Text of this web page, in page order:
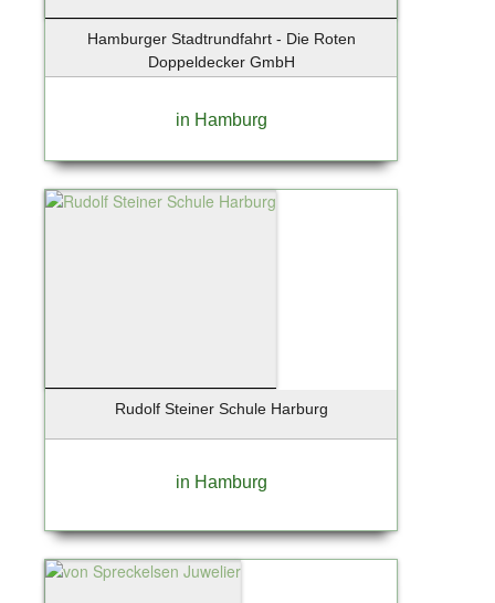
Hamburger Stadtrundfahrt - Die Roten
Doppeldecker GmbH
in Hamburg
Rudolf Steiner Schule Harburg
in Hamburg